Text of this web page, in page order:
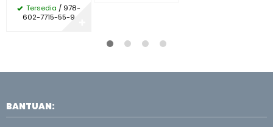
Tersedia / 978-
602-7715-55-9
BANTUAN: